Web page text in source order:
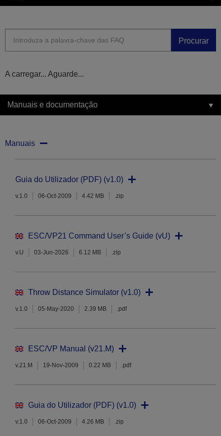
Procurar
A carregar... Aguarde...
Manuais e documentação
Manuais
Guia do Utilizador (PDF) (v1.0)
v.1.0 06-Oct-2009 4.42 MB .zip
ESC/VP21 Command User’s Guide (vU)
v.U 03-Jun-2026 6.12 MB .zip
Throw Distance Simulator (v1.0)
v.1.0 05-May-2020 2.39 MB .pdf
ESC/VP Manual (v21.M)
v.21.M 19-Nov-2009 0.22 MB .pdf
Guia do Utilizador (PDF) (v1.0)
v.1.0 06-Oct-2009 4.26 MB .zip